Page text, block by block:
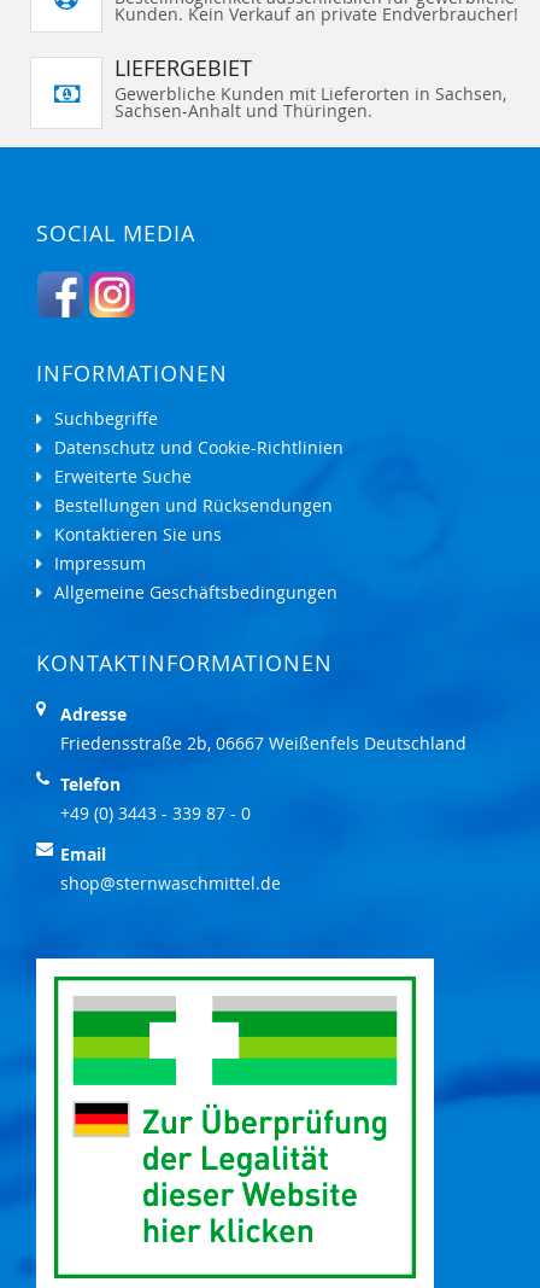
Kunden. Kein Verkauf an private Endverbraucher!
LIEFERGEBIET
Gewerbliche Kunden mit Lieferorten in Sachsen,
Sachsen-Anhalt und Thüringen.
SOCIAL MEDIA
INFORMATIONEN
Suchbegriffe
Datenschutz und Cookie-Richtlinien
Erweiterte Suche
Bestellungen und Rücksendungen
Kontaktieren Sie uns
Impressum
Allgemeine Geschäftsbedingungen
KONTAKTINFORMATIONEN
Adresse
Friedensstraße 2b, 06667 Weißenfels Deutschland
Telefon
+49 (0) 3443 - 339 87 - 0
Email
shop@sternwaschmittel.de